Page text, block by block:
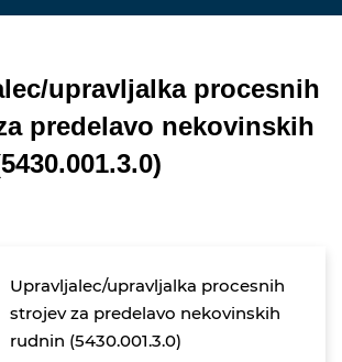
upravljalka procesnih
predelavo nekovinskih
Upravljalec/upravljalka procesnih
strojev za predelavo nekovinskih
rudnin (5430.001.3.0)